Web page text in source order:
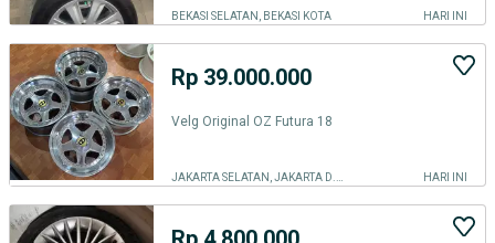
BEKASI SELATAN, BEKASI KOTA HARI INI
Rp 39.000.000
Velg Original OZ Futura 18
HARI INI